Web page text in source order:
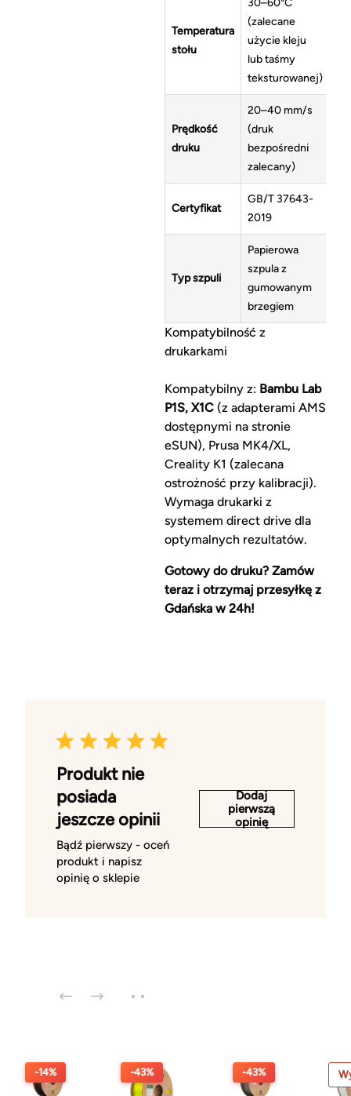
Temperatura
stołu
30–60°C
(zalecane
użycie kleju
lub taśmy
teksturowanej)
Prędkość
druku
20–40 mm/s
(druk
bezpośredni
zalecany)
Certyfikat
GB/T 37643-
2019
Typ szpuli
Papierowa
szpula z
gumowanym
brzegiem
Kompatybilność z
drukarkami
Kompatybilny z: Bambu Lab
P1S, X1C(z adapterami AMS
dostępnymi na stronie
eSUN), Prusa MK4/XL,
Creality K1 (zalecana
ostrożność przy kalibracji).
Wymaga drukarki z
systemem direct drive dla
optymalnych rezultatów.
Gotowy do druku? Zamów
teraz i otrzymaj przesyłkę z
Gdańska w 24h!
Produkt nie
posiada
jeszcze opinii
Bądź pierwszy - oceń
produkt i napisz
opinię o sklepie
Dodaj
pierwszą
opinię
-14% -43% -43%